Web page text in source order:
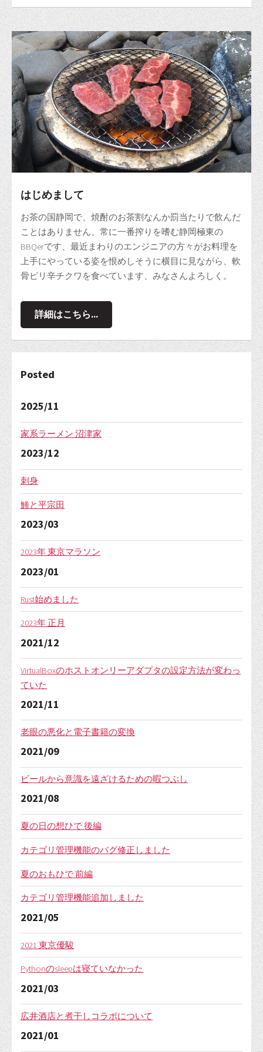
はじめまして
お茶の国静岡で、焼酎のお茶割なんか罰当たりで飲んだ
ことはありません、常に一番搾りを嗜む静岡極東の
BBQerです、最近まわりのエンジニアの方々がお料理を
上手にやっている姿を恨めしそうに横目に見ながら、軟
骨ピリ辛チクワを食べています、みなさんよろしく。
詳細はこちら...
Posted
2025/11
家系ラーメン 沼津家
2023/12
刺身
鯵と平宗田
2023/03
2023年 東京マラソン
2023/01
Rust始めました
2023年 正月
2021/12
VirtualBoxのホストオンリーアダプタの設定方法が変わっ
ていた
2021/11
老眼の悪化と電子書籍の変換
2021/09
ビールから意識を遠ざけるための暇つぶし
2021/08
夏の日の想ひで 後編
カテゴリ管理機能のバグ修正しました
夏のおもひで 前編
カテゴリ管理機能追加しました
2021/05
2021 東京優駿
Pythonのsleepは寝ていなかった
2021/03
広井酒店と煮干しコラボについて
2021/01